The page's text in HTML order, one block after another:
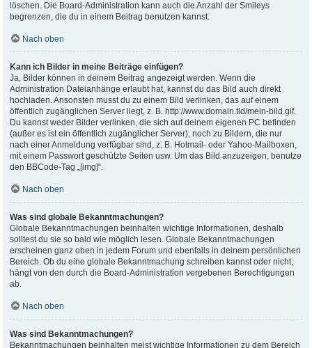
löschen. Die Board-Administration kann auch die Anzahl der Smileys
begrenzen, die du in einem Beitrag benutzen kannst.
Nach oben
Kann ich Bilder in meine Beiträge einfügen?
Ja, Bilder können in deinem Beitrag angezeigt werden. Wenn die
Administration Dateianhänge erlaubt hat, kannst du das Bild auch direkt
hochladen. Ansonsten musst du zu einem Bild verlinken, das auf einem
öffentlich zugänglichen Server liegt, z. B. http://www.domain.tld/mein-bild.gif.
Du kannst weder Bilder verlinken, die sich auf deinem eigenen PC befinden
(außer es ist ein öffentlich zugänglicher Server), noch zu Bildern, die nur
nach einer Anmeldung verfügbar sind, z. B. Hotmail- oder Yahoo-Mailboxen,
mit einem Passwort geschützte Seiten usw. Um das Bild anzuzeigen, benutze
den BBCode-Tag „[img]“.
Nach oben
Was sind globale Bekanntmachungen?
Globale Bekanntmachungen beinhalten wichtige Informationen, deshalb
solltest du sie so bald wie möglich lesen. Globale Bekanntmachungen
erscheinen ganz oben in jedem Forum und ebenfalls in deinem persönlichen
Bereich. Ob du eine globale Bekanntmachung schreiben kannst oder nicht,
hängt von den durch die Board-Administration vergebenen Berechtigungen
ab.
Nach oben
Was sind Bekanntmachungen?
Bekanntmachungen beinhalten meist wichtige Informationen zu dem Bereich